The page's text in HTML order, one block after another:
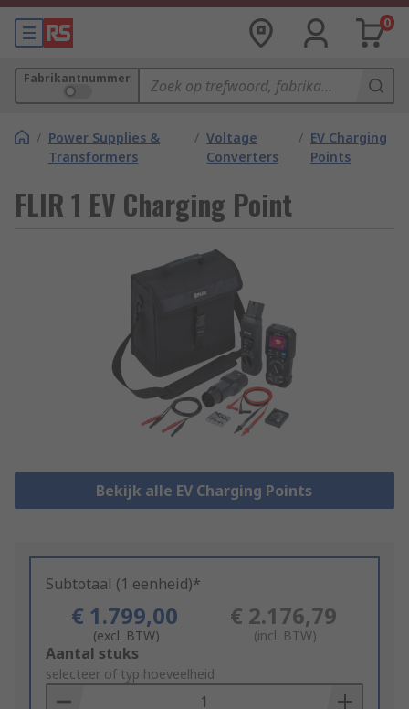
0
Fabrikantnummer
/ Power Supplies &
Transformers
/ Voltage
Converters
/ EV Charging
Points
FLIR 1 EV Charging Point
Bekijk alle EV Charging Points
Subtotaal (1 eenheid)*
€ 1.799,00
(excl. BTW)
€ 2.176,79
(incl. BTW)
Add
to
Basket
Aantal stuks
selecteer of typ hoeveelheid